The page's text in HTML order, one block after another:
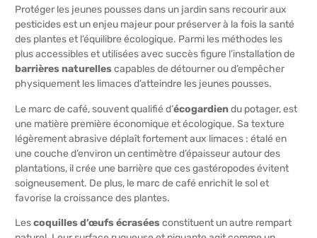
Protéger les jeunes pousses dans un jardin sans recourir aux
pesticides est un enjeu majeur pour préserver à la fois la santé
des plantes et l’équilibre écologique. Parmi les méthodes les
plus accessibles et utilisées avec succès figure l’installation de
barrières naturellescapables de détourner ou d’empêcher
physiquement les limaces d’atteindre les jeunes pousses.
Le marc de café, souvent qualifié d’écogardiendu potager, est
une matière première économique et écologique. Sa texture
légèrement abrasive déplaît fortement aux limaces : étalé en
une couche d’environ un centimètre d’épaisseur autour des
plantations, il crée une barrière que ces gastéropodes évitent
soigneusement. De plus, le marc de café enrichit le sol et
favorise la croissance des plantes.
Lescoquilles d’œufs écraséesconstituent un autre rempart